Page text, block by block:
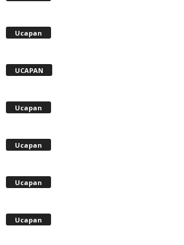
Ucapan
UCAPAN
Ucapan
Ucapan
Ucapan
Ucapan